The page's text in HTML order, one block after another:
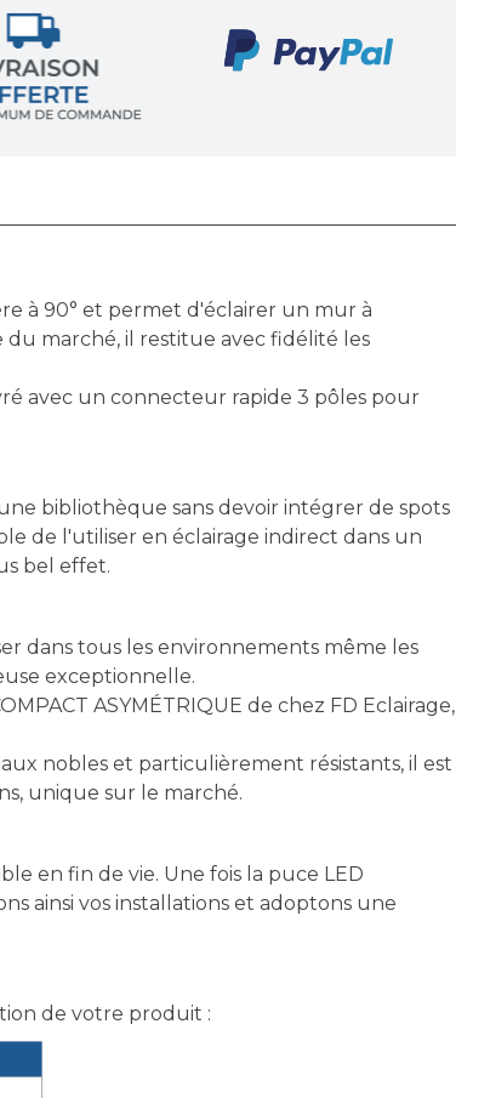
à 90° et permet d'éclairer un mur à
marché, il restitue avec fidélité les
avec un connecteur rapide 3 pôles pour
bibliothèque sans devoir intégrer de spots
de l'utiliser en éclairage indirect dans un
bel effet.
dans tous les environnements même les
exceptionnelle.
ASYMÉTRIQUE de chez FD Eclairage,
nobles et particulièrement résistants, il est
unique sur le marché.
en fin de vie. Une fois la puce LED
ainsi vos installations et adoptons une
de votre produit :